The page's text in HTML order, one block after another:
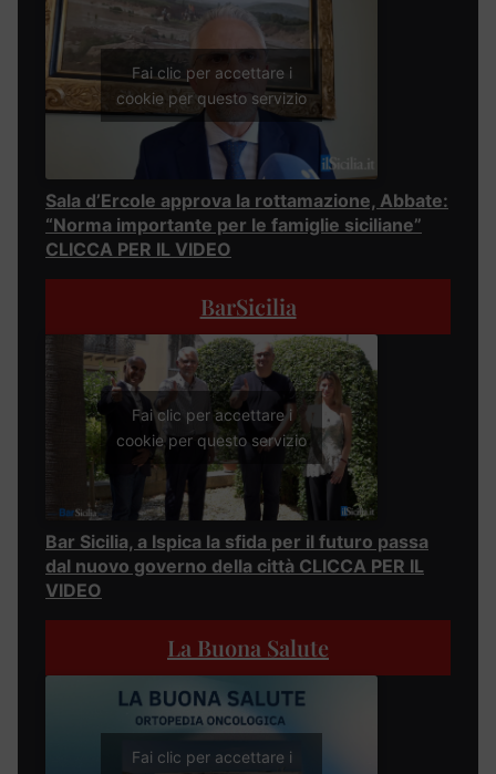
Fai clic per accettare i
cookie per questo servizio
Sala d’Ercole approva la rottamazione, Abbate:
“Norma importante per le famiglie siciliane”
CLICCA PER IL VIDEO
BarSicilia
Fai clic per accettare i
cookie per questo servizio
Bar Sicilia, a Ispica la sfida per il futuro passa
dal nuovo governo della città CLICCA PER IL
VIDEO
La Buona Salute
Fai clic per accettare i